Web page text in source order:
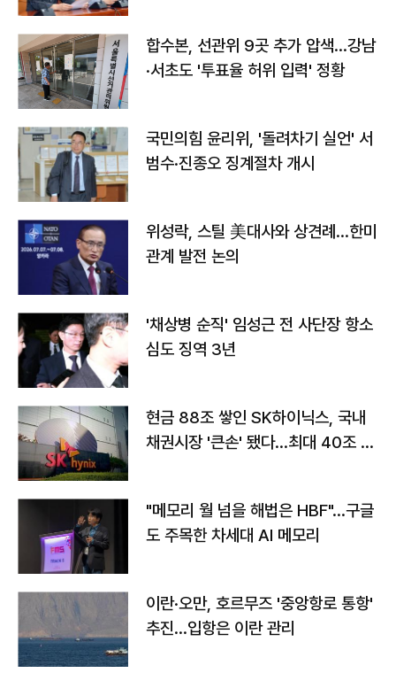
합수본, 선관위 9곳 추가 압색…강남
·서초도 '투표율 허위 입력' 정황
국민의힘 윤리위, '돌려차기 실언' 서
범수·진종오 징계절차 개시
위성락, 스틸 美대사와 상견례…한미
관계 발전 논의
'채상병 순직' 임성근 전 사단장 항소
심도 징역 3년
현금 88조 쌓인 SK하이닉스, 국내
채권시장 '큰손' 됐다…최대 40조 투
"메모리 월 넘을 해법은 HBF"…구글
도 주목한 차세대 AI 메모리
이란·오만, 호르무즈 '중앙항로 통항'
추진…입항은 이란 관리